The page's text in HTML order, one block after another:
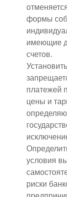
формы
имеющие
счетов.
платежей
цены и
условия
риски